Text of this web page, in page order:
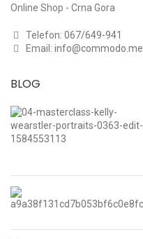
Online Shop - Crna Gora
Telefon: 067/649-941
Email: info@commodo.me
BLOG